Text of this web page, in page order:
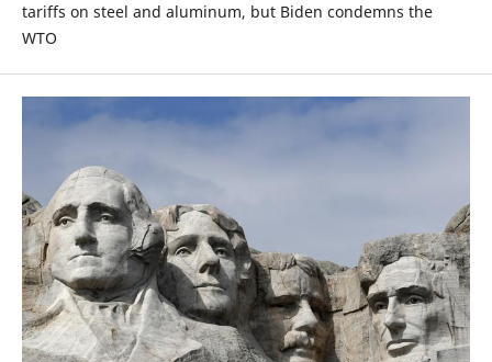
tariffs on steel and aluminum, but Biden condemns the
WTO